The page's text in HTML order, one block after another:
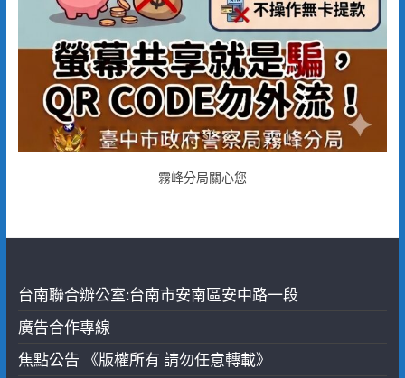
霧峰分局關心您
台南聯合辦公室:台南市安南區安中路一段
廣告合作專線
焦點公告 《版權所有 請勿任意轉載》